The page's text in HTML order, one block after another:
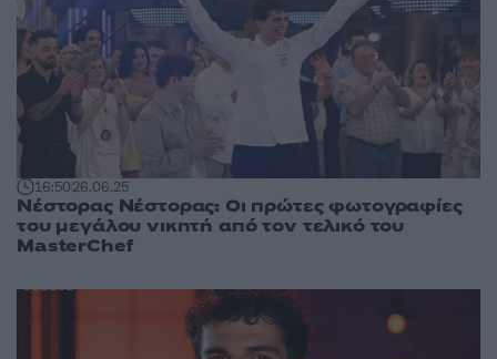
16:5026.06.25
Νέστορας Νέστορας: Οι πρώτες φωτογραφίες
του μεγάλου νικητή από τον τελικό του
MasterChef